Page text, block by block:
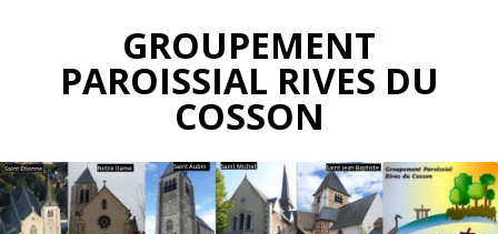
GROUPEMENT
PAROISSIAL RIVES DU
COSSON